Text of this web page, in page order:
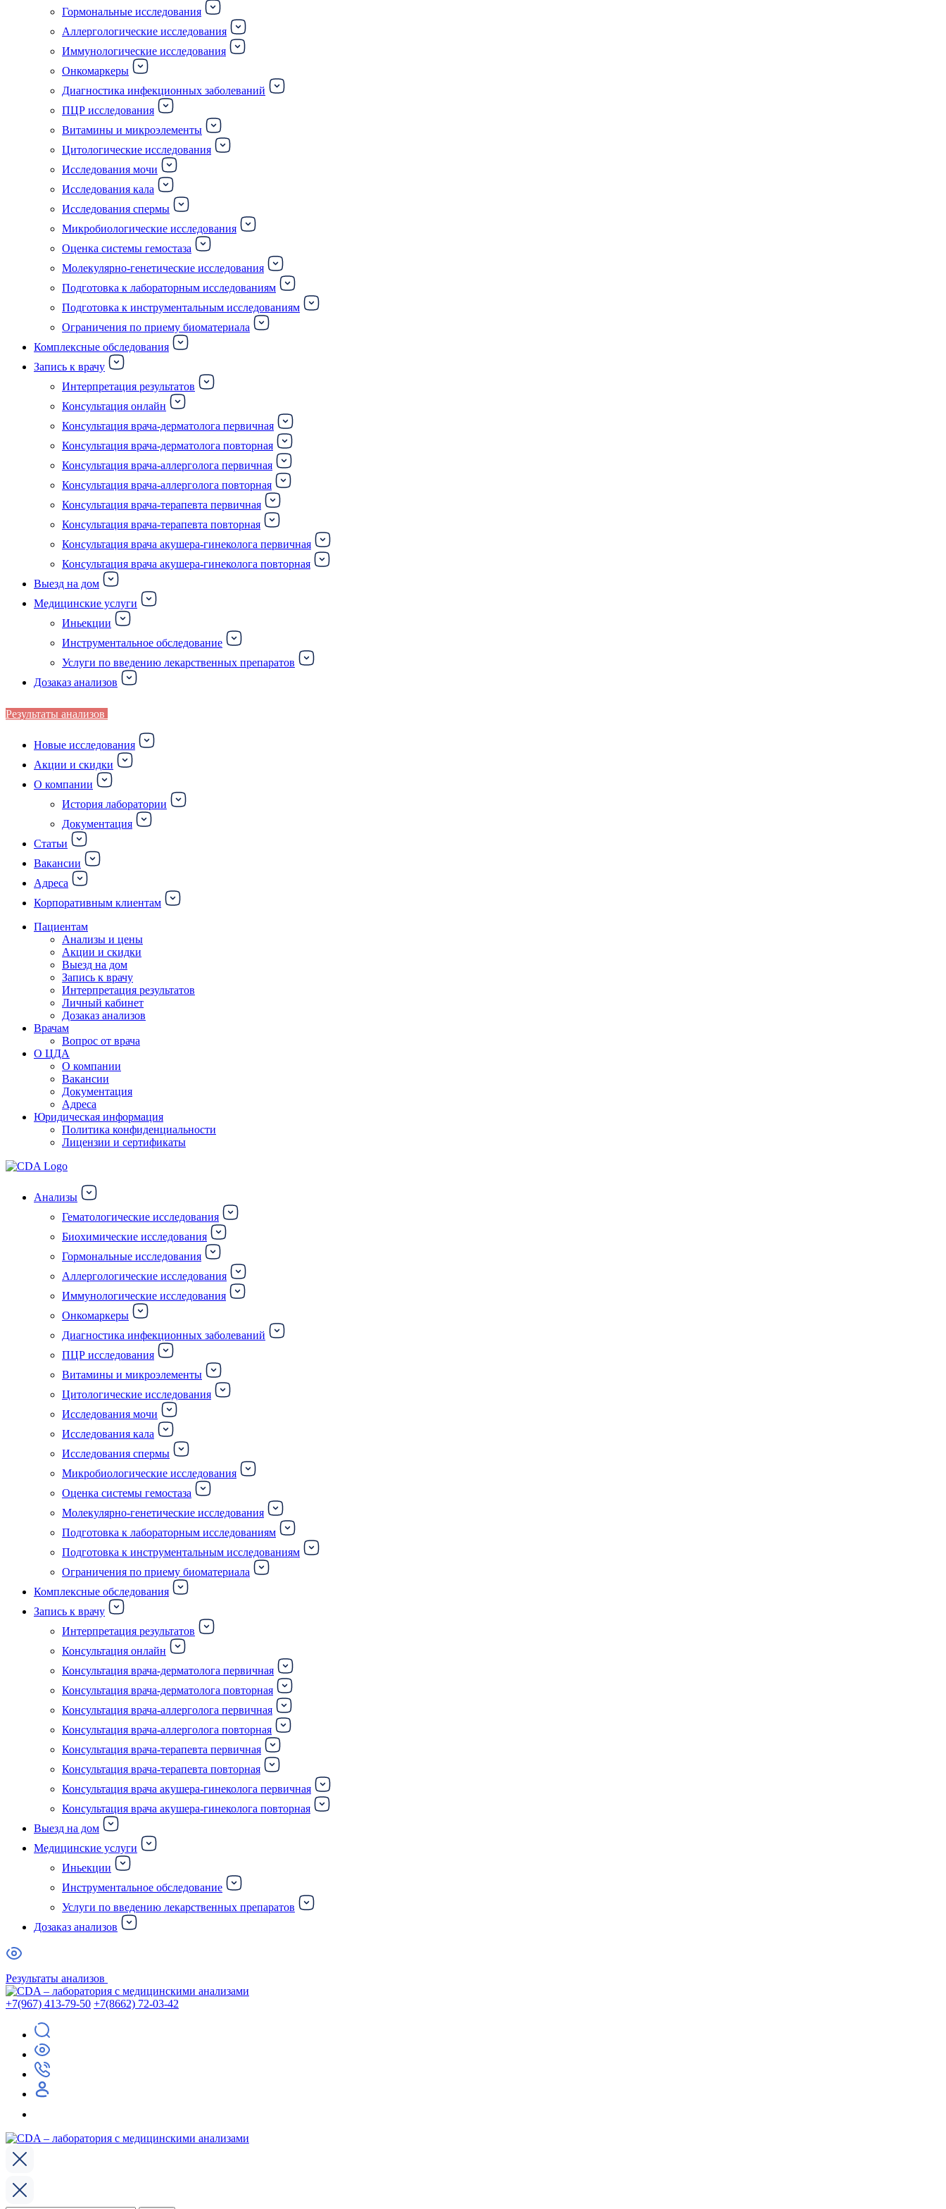
Гормональные исследования
Аллергологические исследования
Иммунологические исследования
Онкомаркеры
Диагностика инфекционных заболеваний
ПЦР исследования
Витамины и микроэлементы
Цитологические исследования
Исследования мочи
Исследования кала
Исследования спермы
Микробиологические исследования
Оценка системы гемостаза
Молекулярно-генетические исследования
Подготовка к лабораторным исследованиям
Подготовка к инструментальным исследованиям
Ограничения по приему биоматериала
Комплексные обследования
Запись к врачу
Интерпретация результатов
Консультация онлайн
Консультация врача-дерматолога первичная
Консультация врача-дерматолога повторная
Консультация врача-аллерголога первичная
Консультация врача-аллерголога повторная
Консультация врача-терапевта первичная
Консультация врача-терапевта повторная
Консультация врача акушера-гинеколога первичная
Консультация врача акушера-гинеколога повторная
Выезд на дом
Медицинские услуги
Иньекции
Инструментальное обследование
Услуги по введению лекарственных препаратов
Дозаказ анализов
Результаты анализов
Новые исследования
Акции и скидки
О компании
История лаборатории
Документация
Статьи
Вакансии
Адреса
Корпоративным клиентам
Пациентам
Анализы и цены
Акции и скидки
Выезд на дом
Запись к врачу
Интерпретация результатов
Личный кабинет
Дозаказ анализов
Врачам
Вопрос от врача
О ЦДА
О компании
Вакансии
Документация
Адреса
Юридическая информация
Политика конфиденциальности
Лицензии и сертификаты
Анализы
Гематологические исследования
Биохимические исследования
Гормональные исследования
Аллергологические исследования
Иммунологические исследования
Онкомаркеры
Диагностика инфекционных заболеваний
ПЦР исследования
Витамины и микроэлементы
Цитологические исследования
Исследования мочи
Исследования кала
Исследования спермы
Микробиологические исследования
Оценка системы гемостаза
Молекулярно-генетические исследования
Подготовка к лабораторным исследованиям
Подготовка к инструментальным исследованиям
Ограничения по приему биоматериала
Комплексные обследования
Запись к врачу
Интерпретация результатов
Консультация онлайн
Консультация врача-дерматолога первичная
Консультация врача-дерматолога повторная
Консультация врача-аллерголога первичная
Консультация врача-аллерголога повторная
Консультация врача-терапевта первичная
Консультация врача-терапевта повторная
Консультация врача акушера-гинеколога первичная
Консультация врача акушера-гинеколога повторная
Выезд на дом
Медицинские услуги
Иньекции
Инструментальное обследование
Услуги по введению лекарственных препаратов
Дозаказ анализов
Результаты анализов
+7(967) 413-79-50 +7(8662) 72-03-42